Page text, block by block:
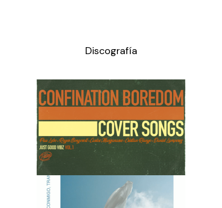
Discografía